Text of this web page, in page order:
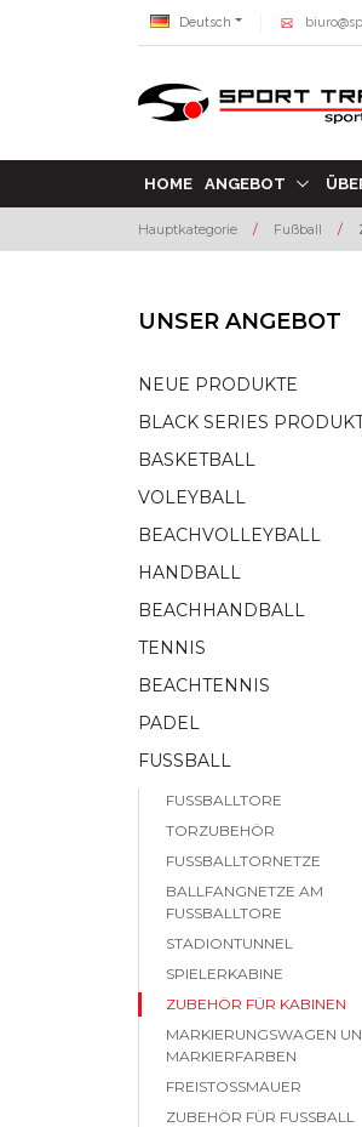
Deutsch
HOME ANGEBOT
Hauptkategorie / Fußball /
UNSER ANGEBOT
NEUE PRODUKTE
BLACK SERIES
BASKETBALL
VOLEYBALL
BEACHVOLLEYBALL
HANDBALL
BEACHHANDBALL
TENNIS
BEACHTENNIS
PADEL
FUSSBALL
FUSSBALLTORE
TORZUBEHÖR
FUSSBALLTORNETZE
BALLFANGNETZE AM
FUSSBALLTORE
STADIONTUNNEL
SPIELERKABINE
ZUBEHÖR FÜR KABINEN
MARKIERUNGSWAGEN
MARKIERFARBEN
FREISTOSSMAUER
ZUBEHÖR FÜR FUSSBALL